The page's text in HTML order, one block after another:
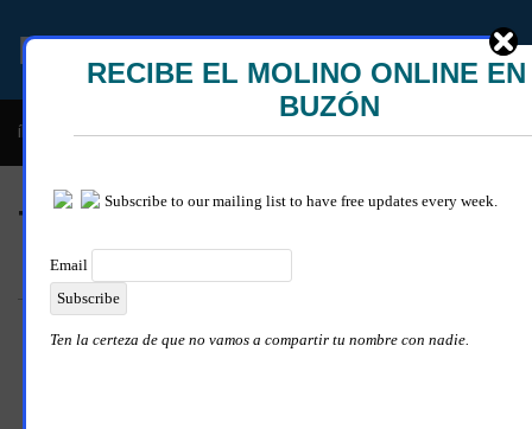
EL MOLINO ONLINE
y descarada historia del congresista por NY George Santos
Tag:Giuliani